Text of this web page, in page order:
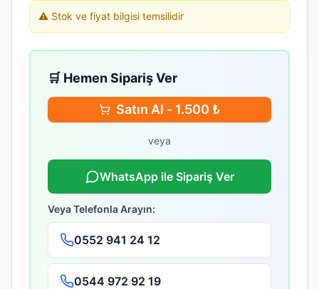
⚠️ Stok ve fiyat bilgisi temsilidir
🛒 Hemen Sipariş Ver
Satın Al - 1.500 ₺
veya
WhatsApp ile Sipariş Ver
Veya Telefonla Arayın:
0552 941 24 12
0544 972 92 19